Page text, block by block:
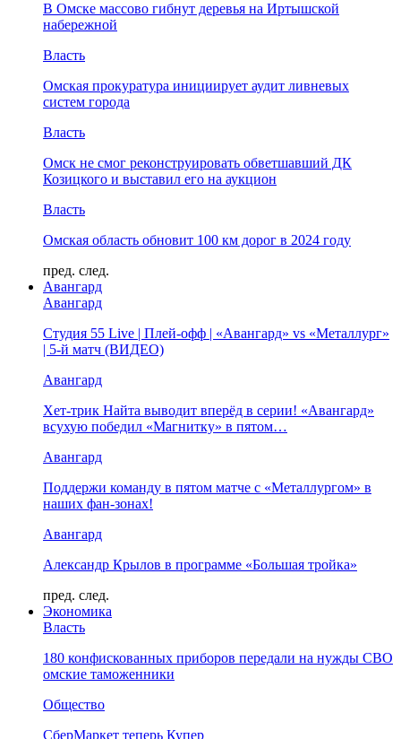
В Омске массово гибнут деревья на Иртышской
набережной
Власть
Омская прокуратура инициирует аудит ливневых
систем города
Власть
Омск не смог реконструировать обветшавший ДК
Козицкого и выставил его на аукцион
Власть
Омская область обновит 100 км дорог в 2024 году
пред. след.
Авангард
Авангард
Студия 55 Live | Плей-офф | «Авангард» vs «Металлург»
| 5-й матч (ВИДЕО)
Авангард
Хет-трик Найта выводит вперёд в серии! «Авангард»
всухую победил «Магнитку» в пятом…
Авангард
Поддержи команду в пятом матче с «Металлургом» в
наших фан-зонах!
Авангард
Александр Крылов в программе «Большая тройка»
пред. след.
Экономика
Власть
180 конфискованных приборов передали на нужды СВО
омские таможенники
Общество
СберМаркет теперь Купер